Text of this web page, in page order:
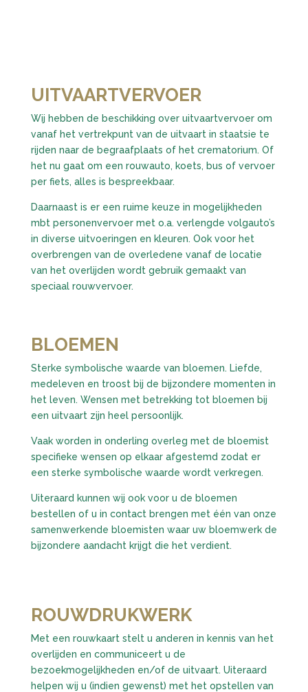
UITVAARTVERVOER
Wij hebben de beschikking over uitvaartvervoer om
vanaf het vertrekpunt van de uitvaart in staatsie te
rijden naar de begraafplaats of het crematorium. Of
het nu gaat om een rouwauto, koets, bus of vervoer
per fiets, alles is bespreekbaar.
Daarnaast is er een ruime keuze in mogelijkheden
mbt personenvervoer met o.a. verlengde volgauto’s
in diverse uitvoeringen en kleuren. Ook voor het
overbrengen van de overledene vanaf de locatie
van het overlijden wordt gebruik gemaakt van
speciaal rouwvervoer.
BLOEMEN
Sterke symbolische waarde van bloemen. Liefde,
medeleven en troost bij de bijzondere momenten in
het leven. Wensen met betrekking tot bloemen bij
een uitvaart zijn heel persoonlijk.
Vaak worden in onderling overleg met de bloemist
specifieke wensen op elkaar afgestemd zodat er
een sterke symbolische waarde wordt verkregen.
Uiteraard kunnen wij ook voor u de bloemen
bestellen of u in contact brengen met één van onze
samenwerkende bloemisten waar uw bloemwerk de
bijzondere aandacht krijgt die het verdient.
ROUWDRUKWERK
Met een rouwkaart stelt u anderen in kennis van het
overlijden en communiceert u de
bezoekmogelijkheden en/of de uitvaart. Uiteraard
helpen wij u (indien gewenst) met het opstellen van